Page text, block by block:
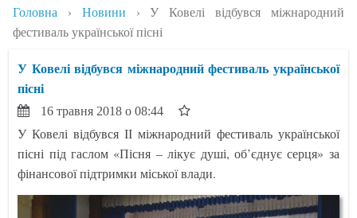
БЛОГИ
КОНТАКТИ
Головна Новини
У Ковелі відбувся міжнародний
фестиваль української пісні
У Ковелі відбувся міжнародний фестиваль української
пісні
16 травня 2018 о 08:44
У Ковелі відбувся ІІ міжнародний фестиваль української
пісні під гаслом «Пісня – лікує душі, об’єднує серця» за
фінансової підтримки міської влади.